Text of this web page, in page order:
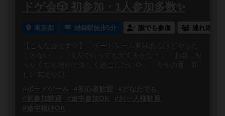
ドゲ会🎲 初参加・1人参加多数✨
東京都 池袋駅徒歩5分 誰でも参加 連れ添い
【こんな会です💡】「ボードゲーム興味あるけどやった
ことない…」「1人で行っても大丈夫かな？」「お盆、せ
っかくなら誰かと楽しく過ごしたい🌻」「今年の夏、新
しい友達や趣...
#ボードゲーム
#初心者歓迎
#どなたでも
#初参加歓迎
#途中参加OK
#お一人様歓迎
#途中抜けOK